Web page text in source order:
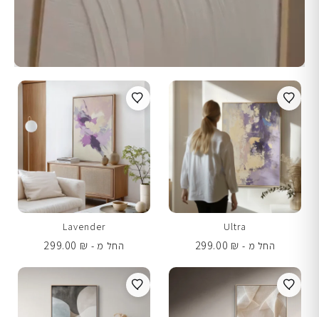
Ultra
החל מ -
299.00 ₪
Lavender
החל מ -
299.00 ₪